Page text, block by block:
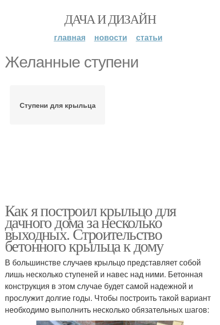
ДАЧА И ДИЗАЙН
главная новости статьи
Желанные ступени
Ступени для крыльца
Как я построил крыльцо для
дачного дома за несколько
выходных. Строительство
бетонного крыльца к дому
В большинстве случаев крыльцо представляет собой
лишь несколько ступеней и навес над ними. Бетонная
конструкция в этом случае будет самой надежной и
прослужит долгие годы. Чтобы построить такой вариант
необходимо выполнить несколько обязательных шагов: